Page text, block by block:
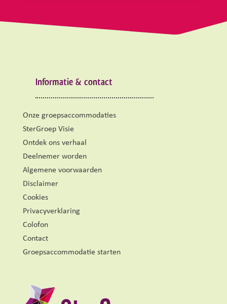
Informatie & contact
Onze groepsaccommodaties
SterGroep Visie
Ontdek ons verhaal
Deelnemer worden
Algemene voorwaarden
Disclaimer
Cookies
Privacyverklaring
Colofon
Contact
Groepsaccommodatie starten